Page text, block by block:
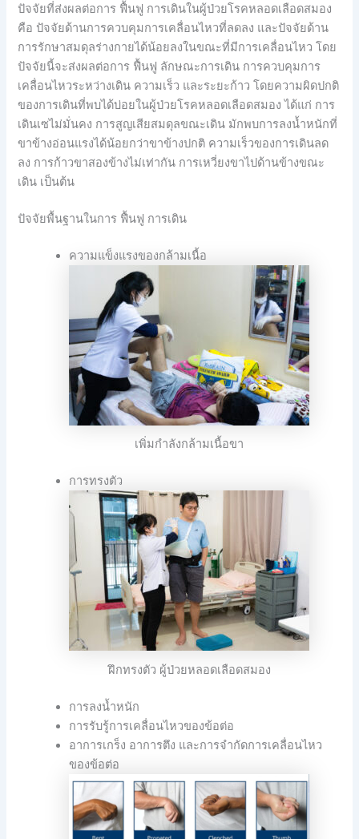
ปัจจัยที่ส่งผลต่อการ ฟื้นฟู การเดินในผู้ป่วยโรคหลอดเลือดสมอง
คือ ปัจจัยด้านการควบคุมการเคลื่อนไหวที่ลดลง และปัจจัยด้าน
การรักษาสมดุลร่างกายได้น้อยลงในขณะที่มีการเคลื่อนไหว โดย
ปัจจัยนี้จะส่งผลต่อการ ฟื้นฟู ลักษณะการเดิน การควบคุมการ
เคลื่อนไหวระหว่างเดิน ความเร็ว และระยะก้าว โดยความผิดปกติ
ของการเดินที่พบได้บ่อยในผู้ป่วยโรคหลอดเลือดสมอง ได้แก่ การ
เดินเซไม่มั่นคง การสูญเสียสมดุลขณะเดิน มักพบการลงน้ำหนักที่
ขาข้างอ่อนแรงได้น้อยกว่าขาข้างปกติ ความเร็วของการเดินลด
ลง การก้าวขาสองข้างไม่เท่ากัน การเหวี่ยงขาไปด้านข้างขณะ
เดิน เป็นต้น
ปัจจัยพื้นฐานในการ ฟื้นฟู การเดิน
ความแข็งแรงของกล้ามเนื้อ
เพิ่มกำลังกล้ามเนื้อขา
การทรงตัว
ฝึกทรงตัว ผู้ป่วยหลอดเลือดสมอง
การลงน้ำหนัก
การรับรู้การเคลื่อนไหวของข้อต่อ
อาการเกร็ง อาการตึง และการจำกัดการเคลื่อนไหว
ของข้อต่อ